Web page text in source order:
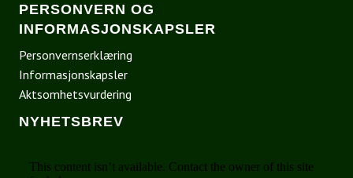
PERSONVERN OG
INFORMASJONSKAPSLER
Personvernserklæring
Informasjonskapsler
Aktsomhetsvurdering
NYHETSBREV